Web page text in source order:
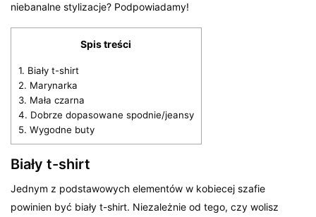
niebanalne stylizacje? Podpowiadamy!
Spis treści
1. Biały t-shirt
2. Marynarka
3. Mała czarna
4. Dobrze dopasowane spodnie/jeansy
5. Wygodne buty
Biały t-shirt
Jednym z podstawowych elementów w kobiecej szafie
powinien być biały t-shirt. Niezależnie od tego, czy wolisz